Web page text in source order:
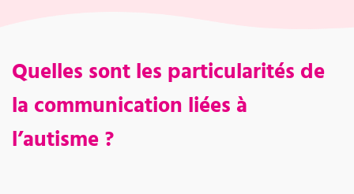
Quelles sont les particularités de
la communication liées à
l’autisme ?